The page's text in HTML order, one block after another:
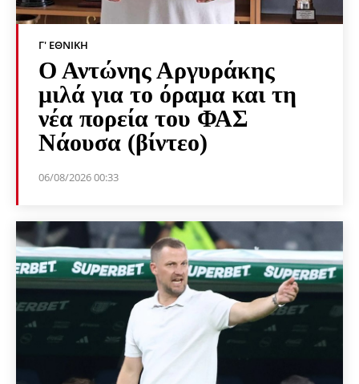
Γ' ΕΘΝΙΚΉ
Ο Αντώνης Αργυράκης
μιλά για το όραμα και τη
νέα πορεία του ΦΑΣ
Νάουσα (βίντεο)
06/08/2026 00:33